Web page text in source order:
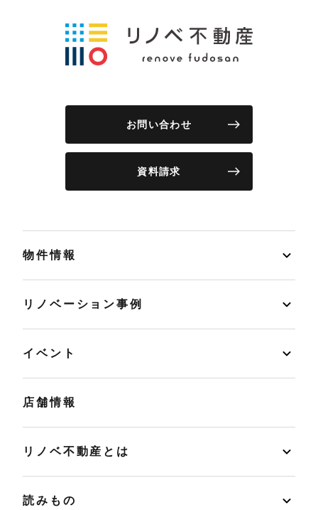
お問い合わせ
資料請求
物件情報
リノベーション事例
イベント
店舗情報
リノベ不動産とは
読みもの